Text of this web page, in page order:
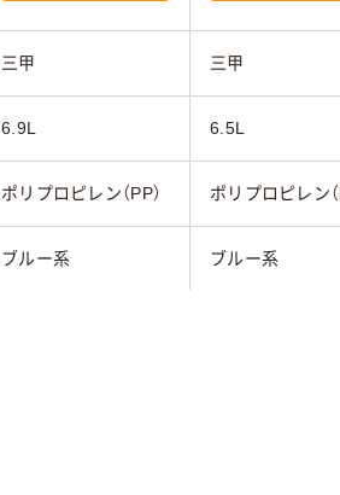
三甲 三甲
6.9L 6.5L
ポリプロピレン（PP） ポリプロピレン（
ブルー系 ブルー系